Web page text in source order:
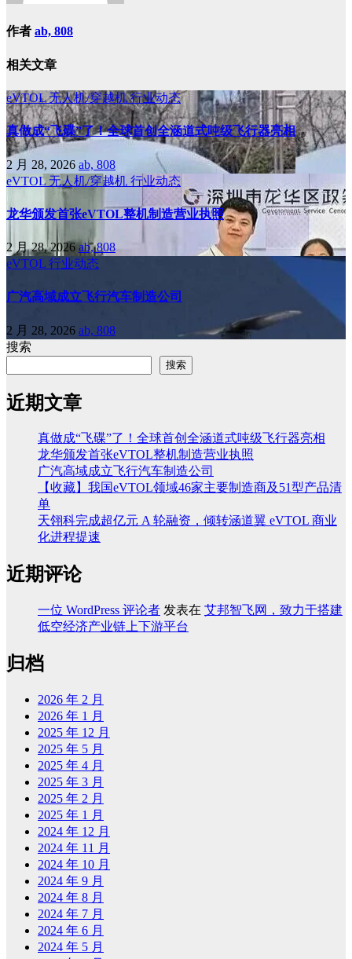
作者 ab, 808
相关文章
eVTOL无人机/穿越机行业动态
真做成“飞碟”了！全球首创全涵道式吨级飞行器亮相
2 月 28, 2026 ab, 808
eVTOL 无人机/穿越机 行业动态
龙华颁发首张eVTOL整机制造营业执照
2 月 28, 2026ab, 808
eVTOL 行业动态
广汽高域成立飞行汽车制造公司
2 月 28, 2026 ab, 808
搜索
搜索
近期文章
真做成“飞碟”了！全球首创全涵道式吨级飞行器亮相
龙华颁发首张eVTOL整机制造营业执照
广汽高域成立飞行汽车制造公司
【收藏】我国eVTOL领域46家主要制造商及51型产品清
单
天翎科完成超亿元 A 轮融资，倾转涵道翼 eVTOL 商业
化进程提速
近期评论
一位 WordPress 评论者 发表在 艾邦智飞网，致力于搭建
低空经济产业链上下游平台
归档
2026 年 2 月
2026 年 1 月
2025 年 12 月
2025 年 5 月
2025 年 4 月
2025 年 3 月
2025 年 2 月
2025 年 1 月
2024 年 12 月
2024 年 11 月
2024 年 10 月
2024 年 9 月
2024 年 8 月
2024 年 7 月
2024 年 6 月
2024 年 5 月